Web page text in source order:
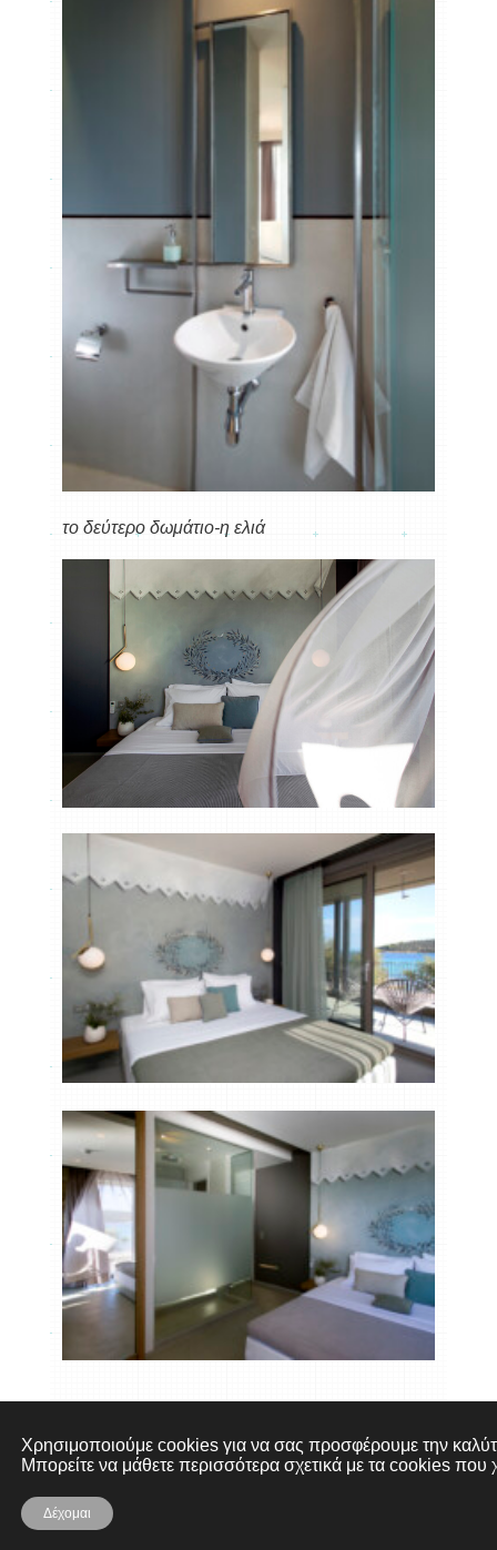
το δεύτερο δωμάτιο-η ελιά
Χρησιμοποιούμε cookies για να σας προσφέρουμε την
Μπορείτε να μάθετε περισσότερα σχετικά με τα cookies
Δέχομαι